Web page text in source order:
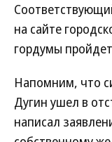
на сайте
гордумы
Напомним, что
Дугин ушел в
написал